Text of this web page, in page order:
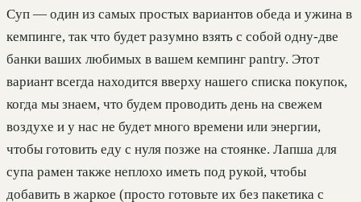
Суп — один из самых простых вариантов обеда и ужина в
кемпинге, так что будет разумно взять с собой одну-две
банки ваших любимых в вашем кемпинг pantry. Этот
вариант всегда находится вверху нашего списка покупок,
когда мы знаем, что будем проводить день на свежем
воздухе и у нас не будет много времени или энергии,
чтобы готовить еду с нуля позже на стоянке. Лапша для
супа рамен также неплохо иметь под рукой, чтобы
добавить в жаркое (просто готовьте их без пакетика с